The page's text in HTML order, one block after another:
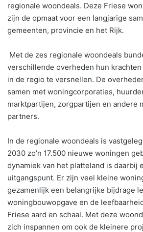
regionale woondeals. Deze Friese
zijn de opmaat voor een langjarige
gemeenten, provincie en het Rijk.
Met de zes regionale woondeals
verschillende overheden hun
in de regio te versnellen. De
samen met woningcorporaties,
marktpartijen, zorgpartijen en andere
partners.
In de regionale woondeals is
2030 zo’n 17.500 nieuwe woningen
dynamiek van het platteland is daarbij
uitgangspunt. Er zijn veel kleine
gezamenlijk een belangrijke bijdrage
woningbouwopgave en de
Friese aard en schaal. Met deze
zich inspannen om ook de kleinere